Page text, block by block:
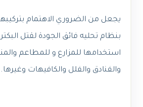
يجعل من الضروري الاهتمام
بنظام تحليه فائق الجودة لقتل
استخدامها للمزارع و للمطاعم
والفنادق والفلل والكافيهات وغيرها.